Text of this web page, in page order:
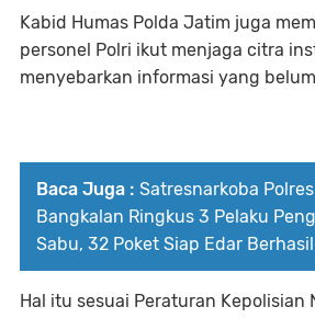
Kabid Humas Polda Jatim juga
personel Polri ikut menjaga citra
menyebarkan informasi yang
Baca Juga : Satresnarkoba Polres
Bangkalan Ringkus 3 Pelaku
Sabu, 32 Poket Siap Edar
Hal itu sesuai Peraturan Kepolisian